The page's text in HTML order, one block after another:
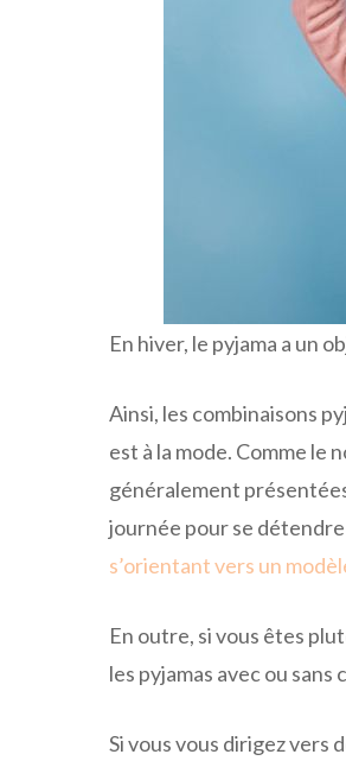
En hiver, le pyjama a un
Ainsi, les combinaisons
est à la mode. Comme le
généralement
journée pour se
s’orientant vers un
En outre, si vous êtes
les pyjamas avec ou
Si vous vous dirigez vers